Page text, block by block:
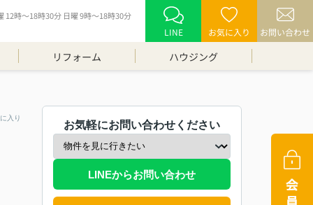
12時～18時30分 日曜 9時～18時30分
LINE お気に入り お問い合わせ
リフォーム ハウジング
入り
お気軽にお問い合わせください
LINEからお問い合わせ